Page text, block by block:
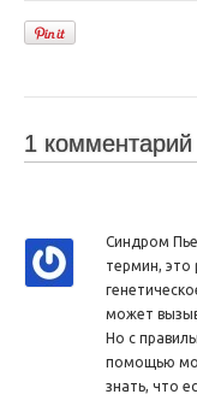
1 комментарий
Синдром
термин, это
может
Но с
помощью
знать, что